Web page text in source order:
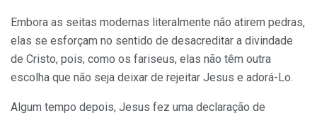
Embora as seitas modernas literalmente não atirem pedras,
elas se esforçam no sentido de desacreditar a divindade
de Cristo, pois, como os fariseus, elas não têm outra
escolha que não seja deixar de rejeitar Jesus e adorá-Lo.
Algum tempo depois, Jesus fez uma declaração de